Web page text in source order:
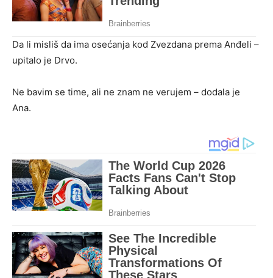
Da li misliš da ima osećanja kod Zvezdana prema Anđeli –
upitalo je Drvo.
Ne bavim se time, ali ne znam ne verujem – dodala je
Ana.